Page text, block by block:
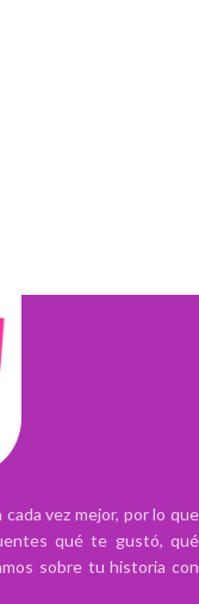
vez mejor, por lo que
qué te gustó, qué
sobre tu historia con